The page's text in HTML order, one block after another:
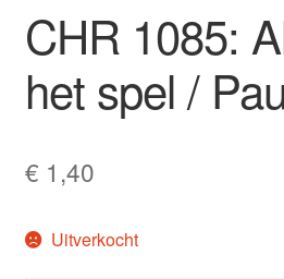
CHR 1085:
het spel /
€ 1,40
Uitverkocht